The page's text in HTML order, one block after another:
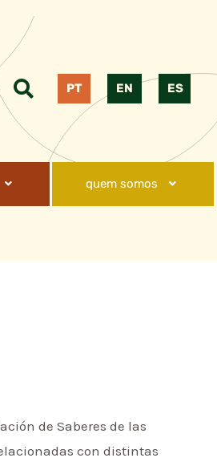
PT EN ES
quem somos
de Saberes de las
con distintas